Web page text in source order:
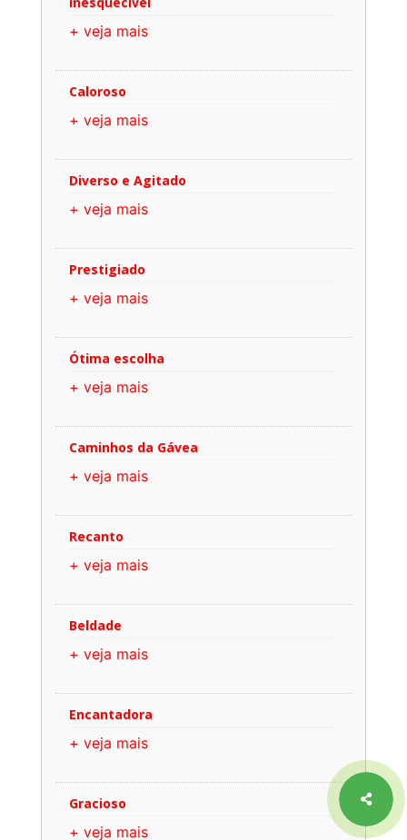
+ veja mais
Caloroso
+ veja mais
Diverso e Agitado
+ veja mais
Prestigiado
+ veja mais
Ótima escolha
+ veja mais
Caminhos da Gávea
+ veja mais
Recanto
+ veja mais
Beldade
+ veja mais
Encantadora
+ veja mais
Gracioso
+ veja mais